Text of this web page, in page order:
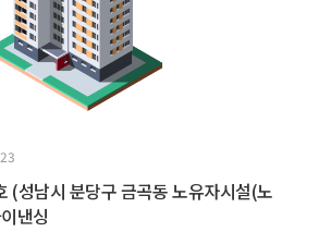
(성남시 분당구 금곡동 노유자시설(노
낸싱